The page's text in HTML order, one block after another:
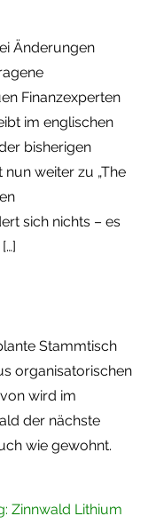
Änderungen
Finanzexperten
im englischen
bisherigen
weiter zu „The
sich nichts – es
Stammtisch
organisatorischen
wird im
der nächste
wie gewohnt.
Zinnwald Lithium